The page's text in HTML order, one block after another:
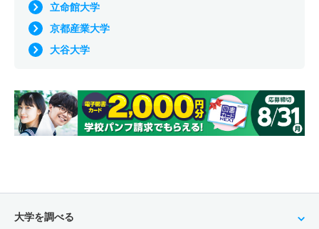
立命館大学
京都産業大学
大谷大学
大学を調べる